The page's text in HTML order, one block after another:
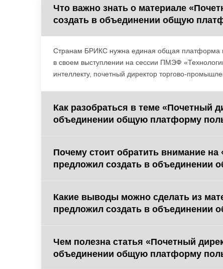
Что важно знать о материале
создать в объединении общую
Странам БРИКС нужна единая общая платформа
в своем выступлении на сессии ПМЭФ
интеллекту, почетный директор торгово-
Как разобраться в теме «Почетный
объединении общую платформу
Почему стоит обратить внимание
предложил создать в объединении
Какие выводы можно сделать из
предложил создать в объединении
Чем полезна статья «Почетный
объединении общую платформу